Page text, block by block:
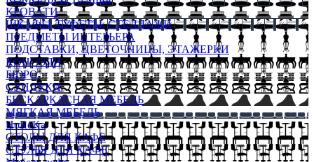
КРОВАТИ
ШКАФЫ, БУФЕТЫ, СТЕЛЛАЖИ
ПРЕДМЕТЫ ИНТЕРЬЕРА
ПОДСТАВКИ, ЦВЕТОЧНИЦЫ, ЭТАЖЕРКИ
КОНСОЛИ
БЮРО
СУНДУКИ
БЕСКАРКАСНАЯ МЕБЕЛЬ
МЯГКАЯ МЕБЕЛЬ
HoReKa
СТОЛЫ ДЛЯ КАФЕ
СТУЛЬЯ ДЛЯ КАФЕ